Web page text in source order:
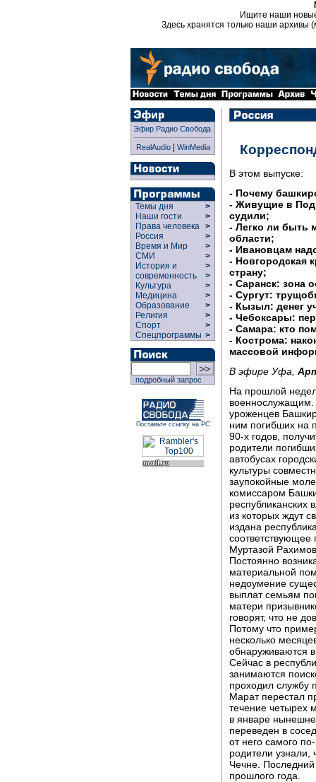
Ищите наши
Здесь хранятся только наши архивы
Эфир Радио Свобода
RealAudio| WinMedia
Темы дня
>
Наши гости
>
Права человека >
Россия
>
Время и Мир
>
СМИ
>
История и
современность
>
>
Культура
>
Медицина
>
Образование
>
Религия
>
Спорт
>
Спецпрограммы >
подробный запрос
Поставьте ссылку на РС
В этом выпуске:
- Почему
- Живущие в
судили;
- Легко ли быть
области;
- Ивановцам
- Новгородская
страну;
- Саранск: зона
- Сургут:
- Кызыл: денег
- Чебоксары:
- Самара: кто
- Кострома:
массовой
В эфире Уфа,
На прошлой
военнослужащим.
уроженцев
ним погибших на
90-х годов,
родители
автобусах
культуры
заупокойные
комиссаром
республиканских
из которых ждут
издана
Муртазой
Постоянно
материальной
недоумение
выплат семьям
матери
говорят, что не
Потому что
несколько
обнаруживаются
Сейчас в
занимаются
проходил службу
Марат перестал
течение четырех
в январе
переведен в
от него самого
родители узнали,
Чечне.
прошлого года.